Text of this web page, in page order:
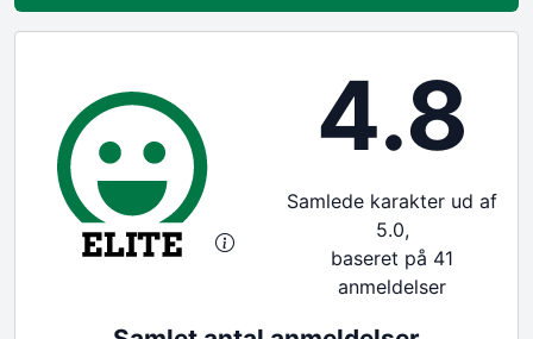
4.8
Samlede karakter ud af
5.0,
baseret på 41
anmeldelser